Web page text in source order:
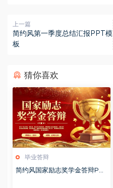
上一篇
简约风第一季度总结汇报PPT模
板
猜你喜欢
毕业答辩
简约风国家励志奖学金答辩PP